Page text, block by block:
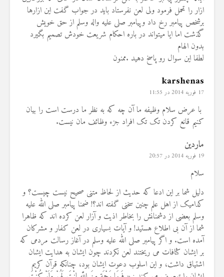
ازار را تحمل فرمود ولی لعن نفرستاد باید در جواب گفت این ازارها
برشخص پیامبر رخ داد وپیامبر صلی علیه واله وسلم از حق خویش
گذشت اما ایا میتواند در باره احکام شریعت خودش تصمیم بگیرد
بدون الهام
لطفا این سوال رو پاسخ دهید .ممنون
karshenas
17 فوریه 2014 در 11:55
با عرض سلام وظیفه ما آن چه که به نظر ما درست است را بیان
کنیم قانع کردن تک تک افراد جزء وظائف مان نیست.
ماردین
19 فوریه 2014 در 20:57
سلام
دلیل شما بر این ادعا که حدیث از لحاظ متنی صحیح نیست چیست؟ و
کدامیک از اهل علم چنین سخنی گفته اند؟! ضمنا پیامبر صلی الله علیه
وسلم بعضی از دشمنانش را بخاطر اذیت و آزار لعن کرده اند که ظاهرا
شما از آن بی اطلاع هستید! و آیات بسیاری در لعن کفار و مشرکان
آمده است. و اگر پیامبر صلی الله علیه وسلم در آغاز رسالت مردمی که
بر ایشان کثافات می ریختند لعن نکردند چون ایشان به هدایت ایشان
اشتیاق داشت، و این اسلوب دعوت ایشان بود، چنانکه قرآن کریم